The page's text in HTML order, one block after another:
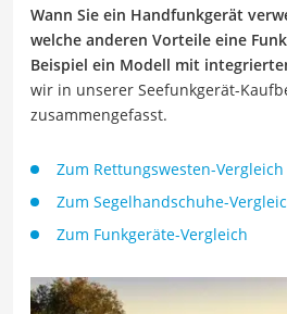
Wann Sie ein Handfunkgerät
welche anderen Vorteile eine
Beispiel ein Modell mit
wir in unserer Seefunkgerät-
zusammengefasst.
Zum Rettungswesten-Vergleich
Zum Segelhandschuhe-
Zum Funkgeräte-Vergleich